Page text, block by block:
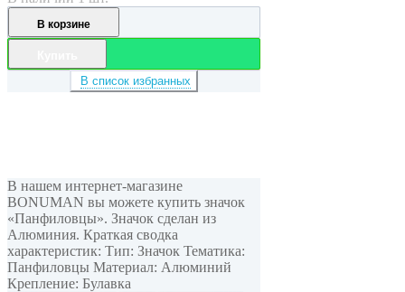
В корзине
В список избранных
В нашем интернет-магазине
BONUMAN вы можете купить значок
«Панфиловцы». Значок сделан из
Алюминия. Краткая сводка
характеристик: Тип: Значок Тематика:
Панфиловцы Материал: Алюминий
Крепление: Булавка